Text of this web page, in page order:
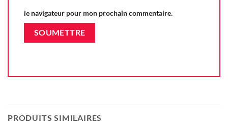
le navigateur pour mon prochain commentaire.
PRODUITS SIMILAIRES